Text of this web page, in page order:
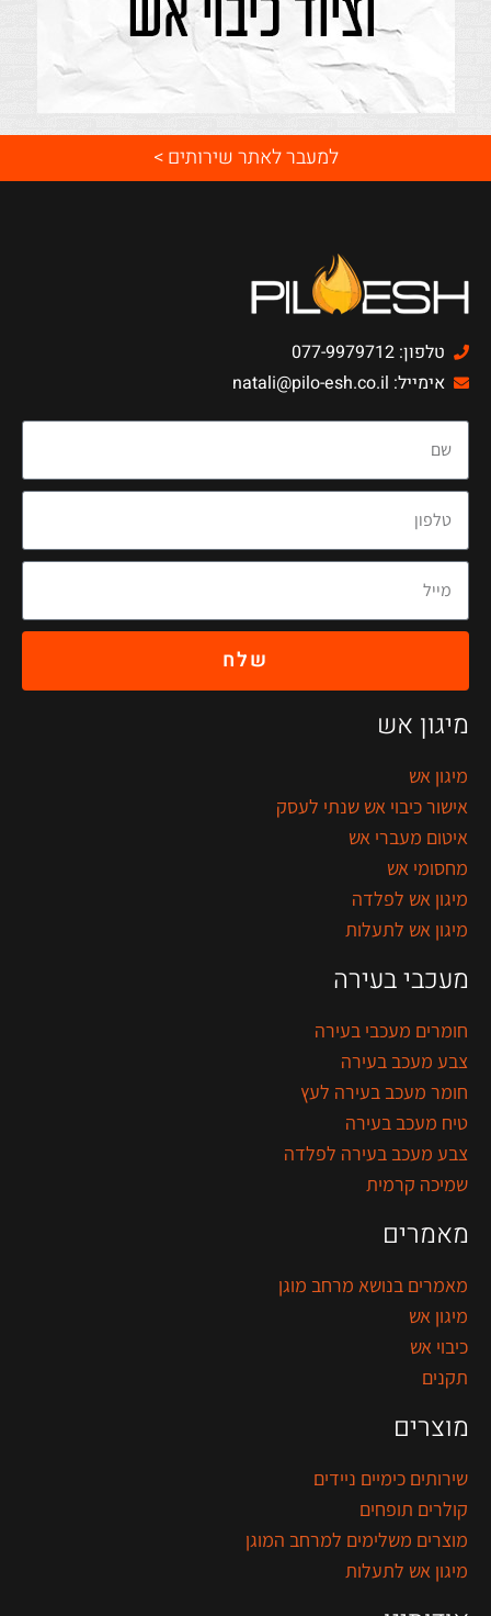
למעבר לאתר שירותים >
טלפון: 077-9979712
אימייל: natali@pilo-esh.co.il
שלח
מיגון אש
מיגון אש
אישור כיבוי אש שנתי לעסק
איטום מעברי אש
מחסומי אש
מיגון אש לפלדה
מיגון אש לתעלות
מעכבי בעירה
חומרים מעכבי בעירה
צבע מעכב בעירה
חומר מעכב בעירה לעץ
טיח מעכב בעירה
צבע מעכב בעירה לפלדה
שמיכה קרמית
מאמרים
מאמרים בנושא מרחב מוגן
מיגון אש
כיבוי אש
תקנים
מוצרים
שירותים כימיים ניידים
קולרים תופחים
מוצרים משלימים למרחב המוגן
מיגון אש לתעלות